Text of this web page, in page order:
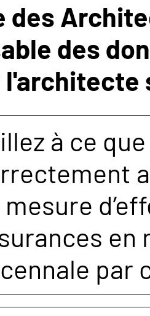
des
des
l'architecte
à ce
mesure
par